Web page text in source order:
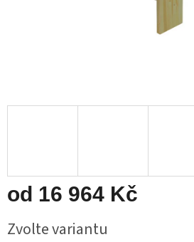
od 16 964 Kč
cena:
Zvolte variantu